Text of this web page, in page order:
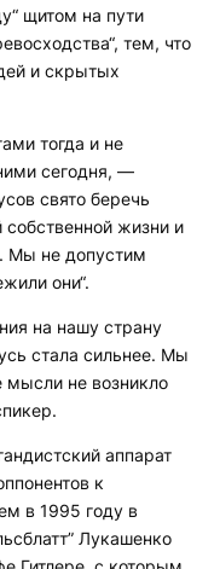
щитом на пути
тем, что
и скрытых
тогда и не
сегодня, —
свято беречь
жизни и
Мы не допустим
они“.
на нашу страну
стала сильнее. Мы
мысли не возникло
аппарат
к
в 1995 году в
Лукашенко